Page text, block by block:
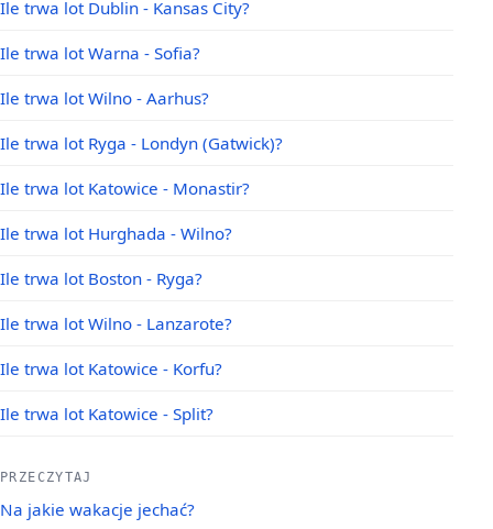
Ile trwa lot Dublin - Kansas City?
Ile trwa lot Warna - Sofia?
Ile trwa lot Wilno - Aarhus?
Ile trwa lot Ryga - Londyn (Gatwick)?
Ile trwa lot Katowice - Monastir?
Ile trwa lot Hurghada - Wilno?
Ile trwa lot Boston - Ryga?
Ile trwa lot Wilno - Lanzarote?
Ile trwa lot Katowice - Korfu?
Ile trwa lot Katowice - Split?
PRZECZYTAJ
Na jakie wakacje jechać?